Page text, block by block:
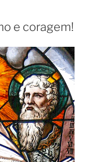
e coragem!